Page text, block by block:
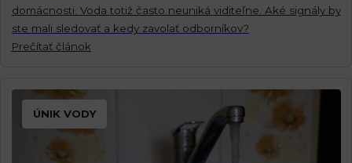
domácnosti. Voda totiž často neuniká viditeľne. Aké signály by
ste mali sledovať a kedy zavolať odborníkov?
Prečítať článok
ÚNIK VODY